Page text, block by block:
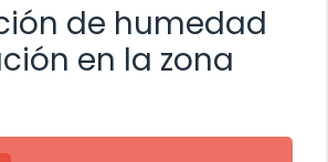
de humedad
en la zona